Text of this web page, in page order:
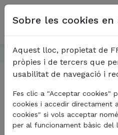
Vés al contingut
Inici Productes
Sobre les cookies
Aquest lloc, propietat de
pròpies i de tercers que
usabilitat de navegació i
Fes clic a "Acceptar cookies"
cookies i accedir directament
cookies" si vols acceptar
per al funcionament bàsic del